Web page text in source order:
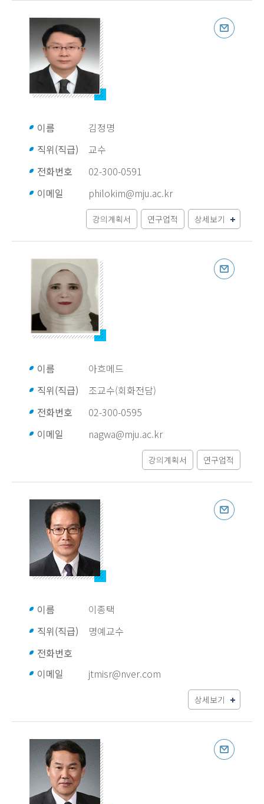
이름
김정명
직위(직급)
교수
전화번호
02-300-0591
이메일
philokim@mju.ac.kr
강의계획서 연구업적 상세보기
이름
아흐메드
직위(직급)
조교수(회화전담)
전화번호
02-300-0595
이메일
nagwa@mju.ac.kr
강의계획서 연구업적
이름
이종택
직위(직급)
명예교수
전화번호
이메일
jtmisr@nver.com
상세보기